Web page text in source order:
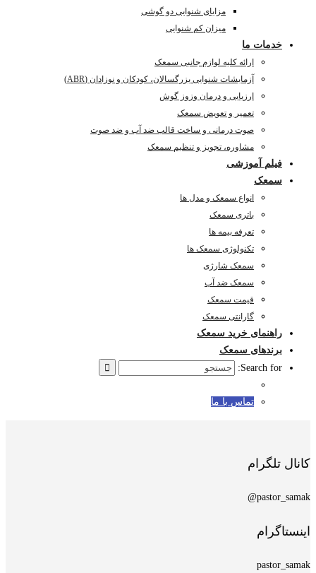
مزایای شنوایی دو گوشی
میزان کم شنوایی
خدمات ما
ارائه کلیه لوازم جانبی سمعک
آزمایشات شنوایی بزرگسالان، کودکان و نوزادان (ABR)
ارزیابی و درمان وزوز گوش
تعمیر و تعویض سمعک
صوت درمانی و ساخت قالب ضد آب و ضد صوت
مشاوره، تجویز و تنظیم سمعک
فیلم آموزشی
سمعک
انواع سمعک و مدل ها
باتری سمعک
تعرفه بیمه ها
تکنولوژی سمعک ها
سمعک شارژی
سمعک ضد آب
قیمت سمعک
گارانتی سمعک
راهنمای خرید سمعک
برندهای سمعک
Search for:
تماس با ما
کانال تلگرام
pastor_samak@
اینستاگرام
pastor_samak